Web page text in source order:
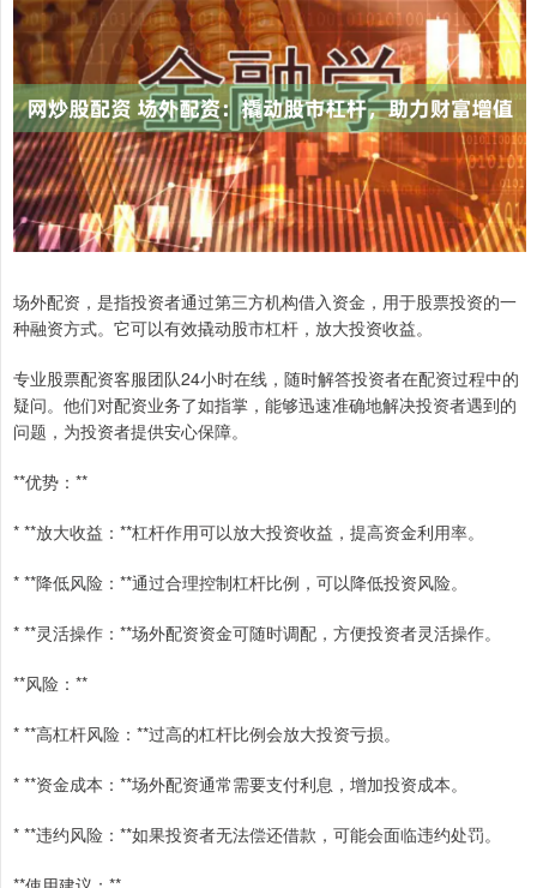
场外配资，是指投资者通过第三方机构借入资金，用于股票投资的一
种融资方式。它可以有效撬动股市杠杆，放大投资收益。
专业股票配资客服团队24小时在线，随时解答投资者在配资过程中的
疑问。他们对配资业务了如指掌，能够迅速准确地解决投资者遇到的
问题，为投资者提供安心保障。
**优势：**
* **放大收益：**杠杆作用可以放大投资收益，提高资金利用率。
* **降低风险：**通过合理控制杠杆比例，可以降低投资风险。
* **灵活操作：**场外配资资金可随时调配，方便投资者灵活操作。
**风险：**
* **高杠杆风险：**过高的杠杆比例会放大投资亏损。
* **资金成本：**场外配资通常需要支付利息，增加投资成本。
* **违约风险：**如果投资者无法偿还借款，可能会面临违约处罚。